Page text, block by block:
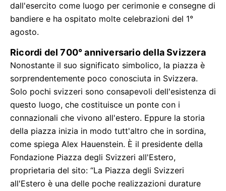
dall'esercito come luogo per cerimonie e consegne di
bandiere e ha ospitato molte celebrazioni del 1°
agosto.
Ricordi del 700° anniversario della Svizzera
Nonostante il suo significato simbolico, la piazza è
sorprendentemente poco conosciuta in Svizzera.
Solo pochi svizzeri sono consapevoli dell'esistenza di
questo luogo, che costituisce un ponte con i
connazionali che vivono all'estero. Eppure la storia
della piazza inizia in modo tutt'altro che in sordina,
come spiega Alex Hauenstein. È il presidente della
Fondazione Piazza degli Svizzeri all'Estero,
proprietaria del sito: “La Piazza degli Svizzeri
all'Estero è una delle poche realizzazioni durature